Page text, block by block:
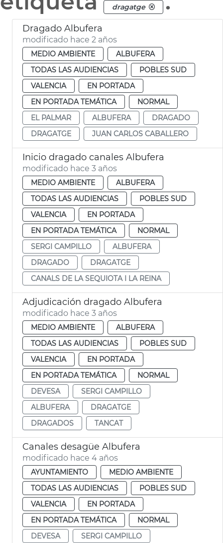
dragatge
Dragado Albufera
modificado hace 2 años
MEDIO AMBIENTE
ALBUFERA
TODAS LAS AUDIENCIAS
POBLES SUD
VALENCIA
EN PORTADA
EN PORTADA TEMÁTICA
NORMAL
EL PALMAR
ALBUFERA
DRAGADO
DRAGATGE
JUAN CARLOS CABALLERO
Inicio dragado canales Albufera
modificado hace 3 años
MEDIO AMBIENTE
ALBUFERA
TODAS LAS AUDIENCIAS
POBLES SUD
VALENCIA
EN PORTADA
EN PORTADA TEMÁTICA
NORMAL
SERGI CAMPILLO
ALBUFERA
DRAGADO
DRAGATGE
CANALS DE LA SEQUIOTA I LA REINA
Adjudicación dragado Albufera
modificado hace 3 años
MEDIO AMBIENTE
ALBUFERA
TODAS LAS AUDIENCIAS
POBLES SUD
VALENCIA
EN PORTADA
EN PORTADA TEMÁTICA
NORMAL
DEVESA
SERGI CAMPILLO
ALBUFERA
DRAGATGE
DRAGADOS
TANCAT
Canales desagüe Albufera
modificado hace 4 años
AYUNTAMIENTO
MEDIO AMBIENTE
TODAS LAS AUDIENCIAS
POBLES SUD
VALENCIA
EN PORTADA
EN PORTADA TEMÁTICA
NORMAL
DEVESA
SERGI CAMPILLO